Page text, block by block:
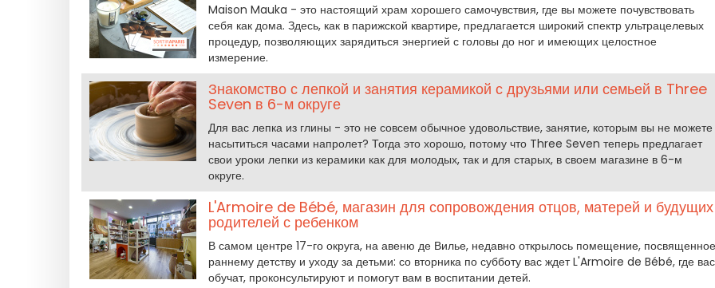
Maison Mauka - это настоящий храм хорошего самочувствия, где вы можете почувствовать
себя как дома. Здесь, как в парижской квартире, предлагается широкий спектр ультрацелевых
процедур, позволяющих зарядиться энергией с головы до ног и имеющих целостное
измерение.
Знакомство с лепкой и занятия керамикой с друзьями или семьей в Three
Seven в 6-м округе
Для вас лепка из глины - это не совсем обычное удовольствие, занятие, которым вы не можете
насытиться часами напролет? Тогда это хорошо, потому что Three Seven теперь предлагает
свои уроки лепки из керамики как для молодых, так и для старых, в своем магазине в 6-м
округе.
L'Armoire de Bébé, магазин для сопровождения отцов, матерей и будущих
родителей с ребенком
В самом центре 17-го округа, на авеню де Вилье, недавно открылось помещение, посвященное
раннему детству и уходу за детьми: со вторника по субботу вас ждет L'Armoire de Bébé, где вас
обучат, проконсультируют и помогут вам в воспитании детей.